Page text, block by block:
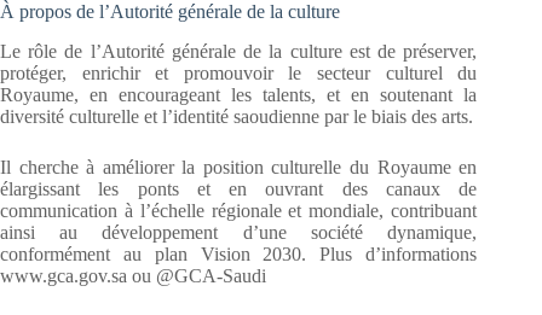
À propos de l’Autorité générale de la culture
Le rôle de l’Autorité générale de la culture est de préserver,
protéger, enrichir et promouvoir le secteur culturel du
Royaume, en encourageant les talents, et en soutenant la
diversité culturelle et l’identité saoudienne par le biais des arts.
Il cherche à améliorer la position culturelle du Royaume en
élargissant les ponts et en ouvrant des canaux de
communication à l’échelle régionale et mondiale, contribuant
ainsi au développement d’une société dynamique,
conformément au plan Vision 2030. Plus d’informations
www.gca.gov.sa ou @GCA-Saudi